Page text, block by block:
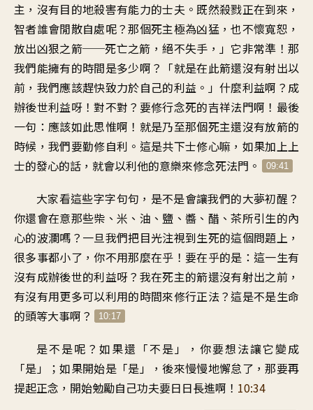
主 ， 沒有目的地殺害有能力的士夫 。 既然殺戮正在到來 ，
智者誰會閒散自處呢？那個死主極為凶猛 ，也不懷寬恕 ，
放出凶狠之箭──死亡之箭 ，絕不失手，」它非常準 ！那
我們能擁有的時間是多少啊 ？「就是在此箭還沒有射出以
前 ， 我們應該趕快致力於自己的利益 。」什麼利益啊 ？ 成
辦後世利益呀 ！對不對 ？ 要修行念死的吉祥法門啊 ！ 最後
一句 ：應該如此思惟啊 ！ 就是乃至那個死主還沒有放箭的
時候 ，我們要勤修自利 。 這是共下士修心嘛 ， 如果加上上
士的發心的話 ， 就會以利他的意樂來修念死法門 。 09:41
大家看這些字字句句，是不是會讓我們的大夢初醒 ？
你還會在意那些柴、米、油、鹽、醬、醋、茶所引生的內
心的波瀾嗎 ？ 一旦我們把目光注視到生死的這個問題上 ，
很多事都小了 ，你不用那麼在乎 ！要在乎的是 ： 這一生有
沒有成辦後世的利益呀？ 我在死主的箭還沒有射出之前 ，
有沒有用更多可以利用的時間來修行正法？ 這是不是生命
的頭等大事啊 ？ 10:17
是不是呢 ？ 如果還「不是」， 你要想法讓它變成
「是」；如果開始是「是」，後來慢慢地懈怠了 ，那要再
提起正念 ， 開始勉勵自己功夫要日日長進啊 ！ 10:34